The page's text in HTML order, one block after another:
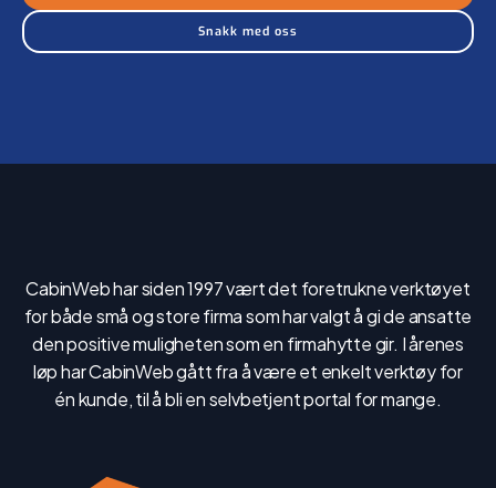
Snakk med oss
CabinWeb har siden 1997 vært det foretrukne verktøyet
for både små og store firma som har valgt å gi de ansatte
den positive muligheten som en firmahytte gir. I årenes
løp har CabinWeb gått fra å være et enkelt verktøy for
én kunde, til å bli en selvbetjent portal for mange.